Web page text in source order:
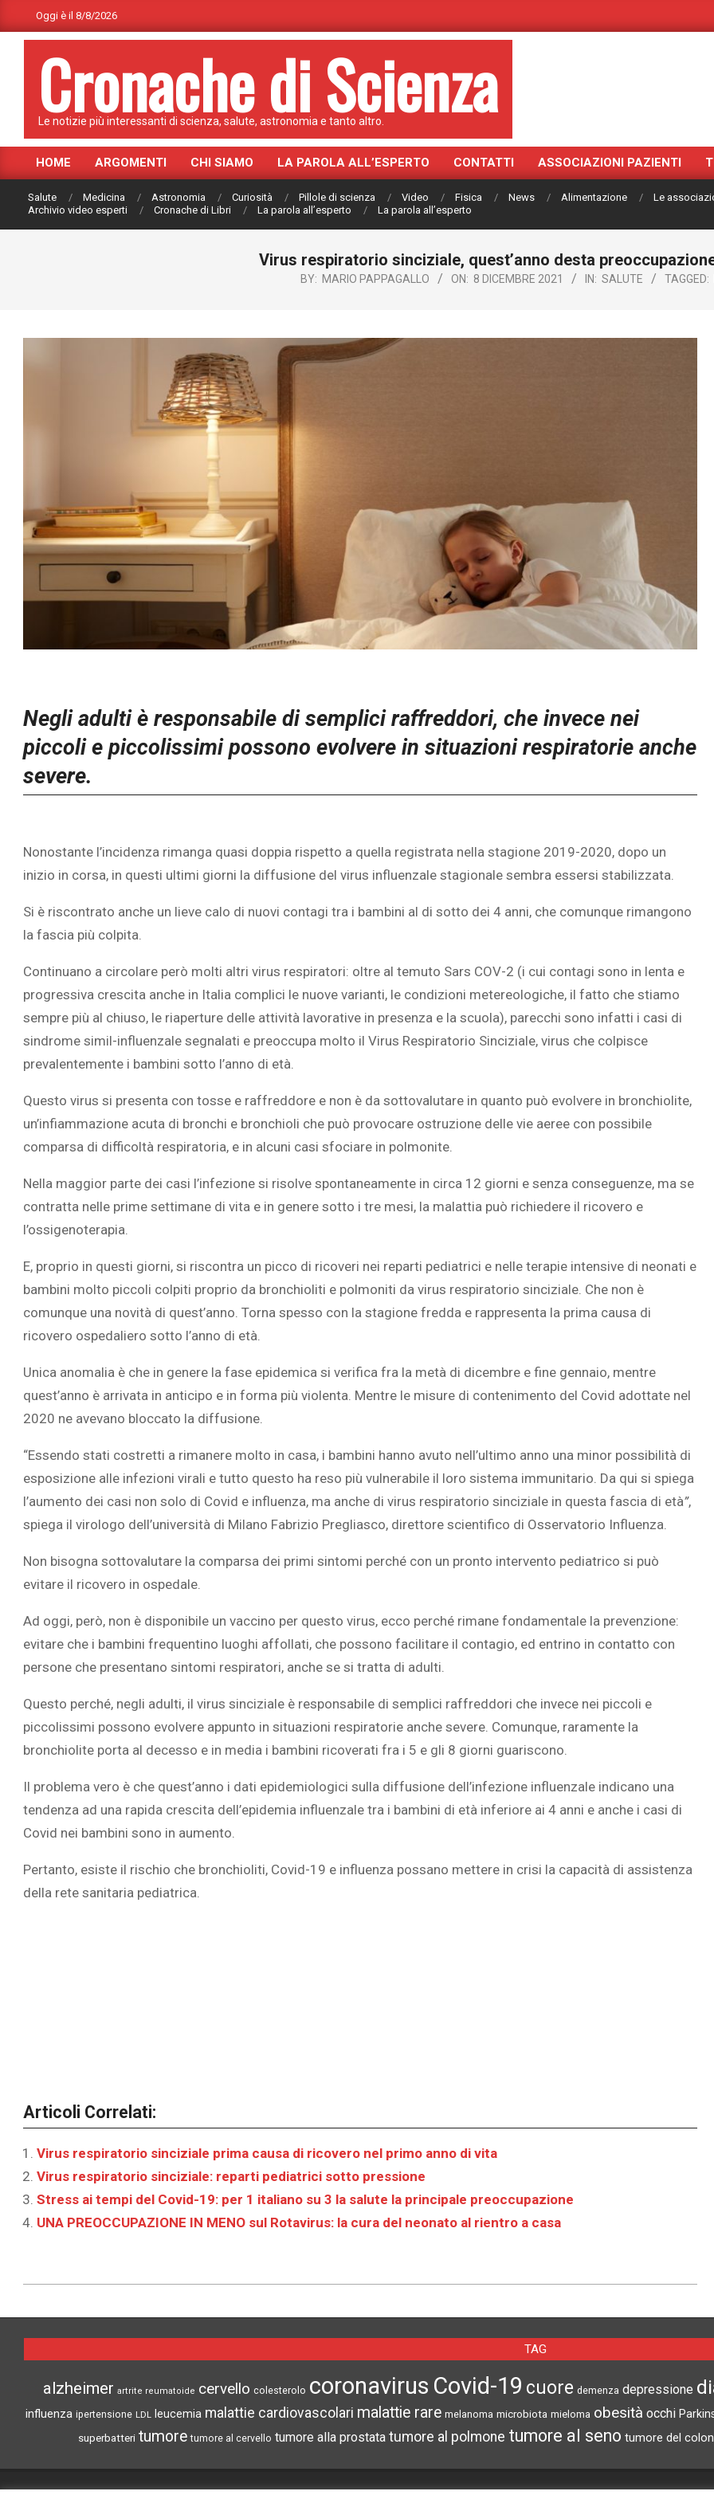
to
Oggi è il 8/8/2026
Cronache di Scienza
Le notizie più interessanti di scienza, salute, astronomia e tanto altro.
Primary
Navigation
Menu
HOME ARGOMENTI CHI SIAMO LA PAROLA ALL’ESPERTO CONTATTI ASSOCIAZIONI PAZIENTI
Salute Medicina Astronomia Curiosità Pillole di scienza Video Fisica News Alimentazione
Le
Archivio video esperti
Cronache di Libri La parola all’esperto La parola all’esperto
Virus respiratorio sinciziale, quest’anno desta
BY: MARIO PAPPAGALLO ON: 8 DICEMBRE 2021 IN: SALUTE TAGGED:
Negli adulti è responsabile di semplici raffreddori, che invece nei
piccoli e piccolissimi possono evolvere in situazioni respiratorie anche
severe.
Nonostante l’incidenza rimanga quasi doppia rispetto a quella registrata nella stagione 2019-2020, dopo un
inizio in corsa, in questi ultimi giorni la diffusione del virus influenzale stagionale sembra essersi stabilizzata.
Si è riscontrato anche un lieve calo di nuovi contagi tra i bambini al di sotto dei 4 anni, che comunque rimangono
la fascia più colpita.
Continuano a circolare però molti altri virus respiratori: oltre al temuto Sars COV-2 (i cui contagi sono in lenta e
progressiva crescita anche in Italia complici le nuove varianti, le condizioni metereologiche, il fatto che stiamo
sempre più al chiuso, le riaperture delle attività lavorative in presenza e la scuola), parecchi sono infatti i casi di
sindrome simil-influenzale segnalati e preoccupa molto il Virus Respiratorio Sinciziale, virus che colpisce
prevalentemente i bambini sotto l’anno di età.
Questo virus si presenta con tosse e raffreddore e non è da sottovalutare in quanto può evolvere in bronchiolite,
un’infiammazione acuta di bronchi e bronchioli che può provocare ostruzione delle vie aeree con possibile
comparsa di difficoltà respiratoria, e in alcuni casi sfociare in polmonite.
Nella maggior parte dei casi l’infezione si risolve spontaneamente in circa 12 giorni e senza conseguenze, ma se
contratta nelle prime settimane di vita e in genere sotto i tre mesi, la malattia può richiedere il ricovero e
l’ossigenoterapia.
E, proprio in questi giorni, si riscontra un picco di ricoveri nei reparti pediatrici e nelle terapie intensive di neonati e
bambini molto piccoli colpiti proprio da bronchioliti e polmoniti da virus respiratorio sinciziale. Che non è
comunque una novità di quest’anno. Torna spesso con la stagione fredda e rappresenta la prima causa di
ricovero ospedaliero sotto l’anno di età.
Unica anomalia è che in genere la fase epidemica si verifica fra la metà di dicembre e fine gennaio, mentre
quest’anno è arrivata in anticipo e in forma più violenta. Mentre le misure di contenimento del Covid adottate nel
2020 ne avevano bloccato la diffusione.
“Essendo stati costretti a rimanere molto in casa, i bambini hanno avuto nell’ultimo anno una minor possibilità di
esposizione alle infezioni virali e tutto questo ha reso più vulnerabile il loro sistema immunitario. Da qui si spiega
l’aumento dei casi non solo di Covid e influenza, ma anche di virus respiratorio sinciziale in questa fascia di età”,
spiega il virologo dell’università di Milano Fabrizio Pregliasco, direttore scientifico di Osservatorio Influenza.
Non bisogna sottovalutare la comparsa dei primi sintomi perché con un pronto intervento pediatrico si può
evitare il ricovero in ospedale.
Ad oggi, però, non è disponibile un vaccino per questo virus, ecco perché rimane fondamentale la prevenzione:
evitare che i bambini frequentino luoghi affollati, che possono facilitare il contagio, ed entrino in contatto con
persone che presentano sintomi respiratori, anche se si tratta di adulti.
Questo perché, negli adulti, il virus sinciziale è responsabile di semplici raffreddori che invece nei piccoli e
piccolissimi possono evolvere appunto in situazioni respiratorie anche severe. Comunque, raramente la
bronchiolite porta al decesso e in media i bambini ricoverati fra i 5 e gli 8 giorni guariscono.
Il problema vero è che quest’anno i dati epidemiologici sulla diffusione dell’infezione influenzale indicano una
tendenza ad una rapida crescita dell’epidemia influenzale tra i bambini di età inferiore ai 4 anni e anche i casi di
Covid nei bambini sono in aumento.
Pertanto, esiste il rischio che bronchioliti, Covid-19 e influenza possano mettere in crisi la capacità di assistenza
della rete sanitaria pediatrica.
Articoli Correlati:
Virus respiratorio sinciziale prima causa di ricovero nel primo anno di vita
Virus respiratorio sinciziale: reparti pediatrici sotto pressione
Stress ai tempi del Covid-19: per 1 italiano su 3 la salute la principale preoccupazione
UNA PREOCCUPAZIONE IN MENO sul Rotavirus: la cura del neonato al rientro a casa
L’ATTIVITÀ CEREBRALE
RIVELA LE MELODIE CHE LE
PERSONE IMMAGINANO
INFANTILE ASSOCIATI AD
ASSENZA DI FIGLI IN ETÀ
ADULTA
TAG
alzheimer artrite reumatoide cervello colesterolo coronavirus Covid-19 cuore demenza depressione
influenza ipertensione LDL leucemia malattie cardiovascolari malattie rare melanoma microbiota mieloma obesità occhi
superbatteri tumore tumore al cervello tumore alla prostata tumore al polmone tumore al seno tumore del colon